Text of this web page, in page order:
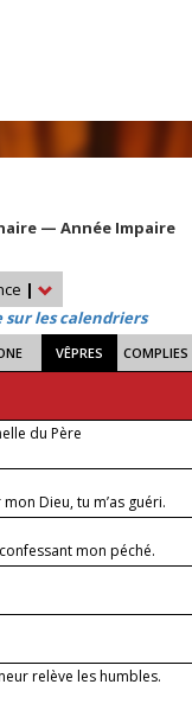
— Année Impaire
|
sur les calendriers
VÊPRES COMPLIES
du Père
Dieu, tu m’as guéri.
mon péché.
relève les humbles.